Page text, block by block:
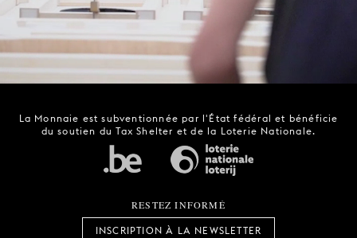
La Monnaie est subventionnée par l'État fédéral et bénéficie
du soutien du Tax Shelter et de la Loterie Nationale.
RESTEZ INFORMÉ
INSCRIPTION À LA NEWSLETTER